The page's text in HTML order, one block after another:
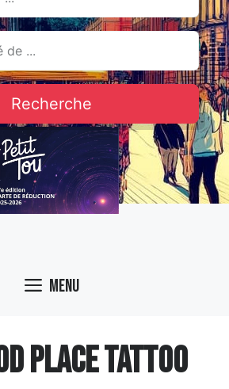
Recherche
Menu
PLACE TATTOO